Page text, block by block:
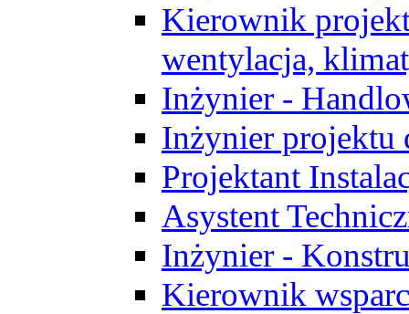
Kierownik
wentylacja,
Inżynier -
Inżynier projektu
Projektant
Asystent
Inżynier -
Kierownik